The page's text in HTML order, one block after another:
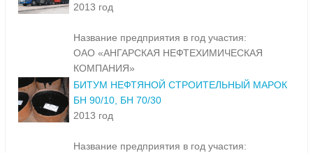
2013 год
Название предприятия в год участия:
ОАО «АНГАРСКАЯ НЕФТЕХИМИЧЕСКАЯ
КОМПАНИЯ»
БИТУМ НЕФТЯНОЙ СТРОИТЕЛЬНЫЙ МАРОК
БН 90/10, БН 70/30
2013 год
Название предприятия в год участия: